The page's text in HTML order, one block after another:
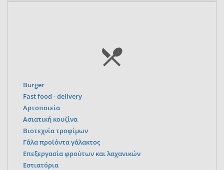
Burger
Fast food - delivery
Αρτοποιεία
Ασιατική κουζίνα
Βιοτεχνία τροφίμων
Γάλα προϊόντα γάλακτος
Επεξεργασία φρούτων και λαχανικών
Εστιατόρια